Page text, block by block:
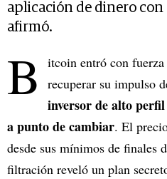
aplicación de dinero con
afirmó.
B
itcoin entró con
recuperar su impulso
inversor de alto
a punto de cambiar. El
desde sus mínimos de finales
filtración reveló un plan